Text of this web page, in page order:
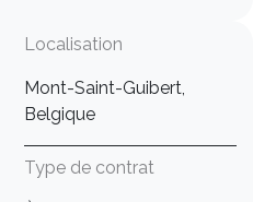
Localisation
Mont-Saint-Guibert,
Belgique
Type de contrat